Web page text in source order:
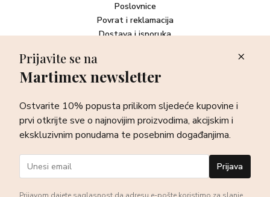
Poslovnice
Povrat i reklamacija
Dostava i isporuka
Newsletter
sve o najnovijim proizvodima, akcijskim i ekskluzivnim
ponudama te posebnim događanjima.
Prijava
Prijavite se na
Martimex newsletter
Ostvarite 10% popusta prilikom sljedeće kupovine i
prvi otkrijte sve o najnovijim proizvodima, akcijskim i
ekskluzivnim ponudama te posebnim događanjima.
Prijava